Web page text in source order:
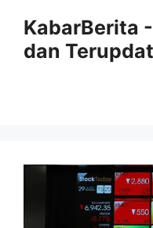
KabarBerita
dan